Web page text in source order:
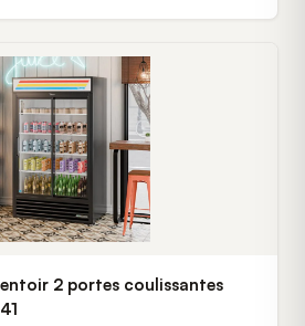
2 portes coulissantes